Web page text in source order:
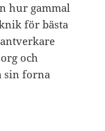
hur gammal
för bästa
och
sin forna